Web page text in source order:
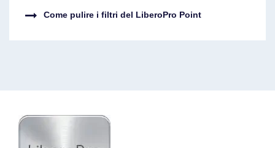
Come pulire i filtri del LiberoPro Point